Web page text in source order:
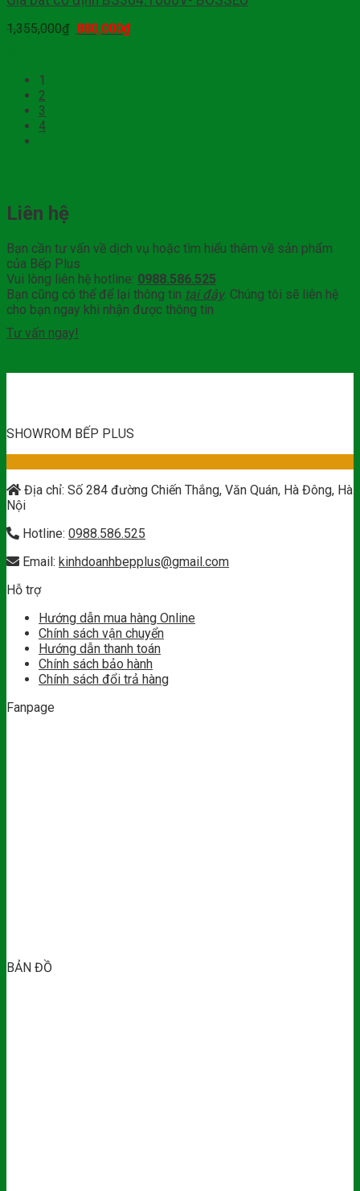
1,355,000₫ 880,000₫
1
2
3
4
Liên hệ
Bạn cần tư vấn về dịch vụ hoặc tìm hiểu thêm về sản phẩm
của Bếp Plus
Vui lòng liên hệ hotline: 0988.586.525
Bạn cũng có thể để lại thông tin tại đây. Chúng tôi sẽ liên hệ
cho bạn ngay khi nhận được thông tin
Tư vấn ngay!
SHOWROM BẾP PLUS
Địa chỉ: Số 284 đường Chiến Thắng, Văn Quán, Hà Đông, Hà
Nội
Hotline: 0988.586.525
Email: kinhdoanhbepplus@gmail.com
Hỗ trợ
Hướng dẫn mua hàng Online
Chính sách vận chuyển
Hướng dẫn thanh toán
Chính sách bảo hành
Chính sách đổi trả hàng
Fanpage
BẢN ĐỒ